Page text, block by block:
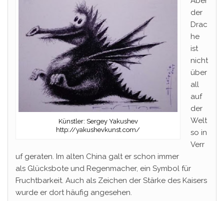
Künstler: Sergey Yakushev
http://yakushevkunst.com/
der
Drac
he
ist
nicht
über
all
auf
der
Welt
so in
Verr
uf geraten. Im alten China galt er schon immer
als Glücksbote und Regenmacher, ein Symbol für
Fruchtbarkeit. Auch als Zeichen der Stärke des Kaisers
wurde er dort häufig angesehen.